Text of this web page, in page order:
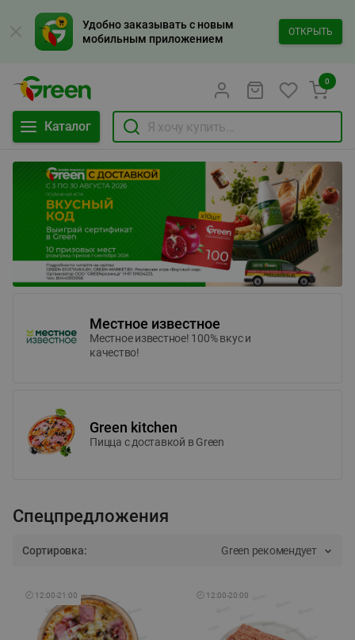
Удобно заказывать с новым
мобильным приложением
ОТКРЫТЬ
Каталог
0
Местное известное
Местное известное! 100% вкус и
качество!
Green kitchen
Пицца c доставкой в Green
Спецпредложения
Сортировка: Green рекомендует
🕘 12:00-21:00 🕘 12:00-20:00